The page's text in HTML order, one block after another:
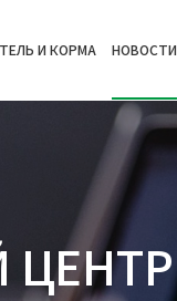
И КОРМА НОВОСТИ